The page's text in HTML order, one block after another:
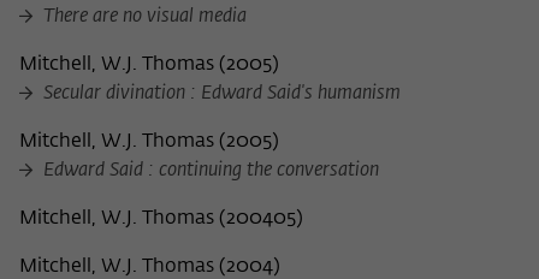
There are no visual media
Mitchell, W.J. Thomas (2005)
Secular divination : Edward Said's humanism
Mitchell, W.J. Thomas (2005)
Edward Said : continuing the conversation
Mitchell, W.J. Thomas (200405)
Mitchell, W.J. Thomas (2004)